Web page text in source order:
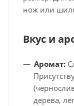
нож или
Вкус и
Аромат:
дерева,